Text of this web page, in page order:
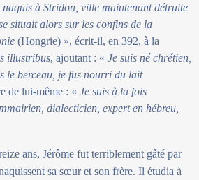
à Stridon, ville maintenant détruite
situait alors sur les confins de la
(Hongrie) », écrit-il, en 392, à la
illustribus, ajoutant : « Je suis né chrétien,
le berceau, je fus nourri du lait
de lui-même : « Je suis à la fois
dialecticien, expert en hébreu,
ans, Jérôme fut terriblement gâté par
sa sœur et son frère. Il étudia à